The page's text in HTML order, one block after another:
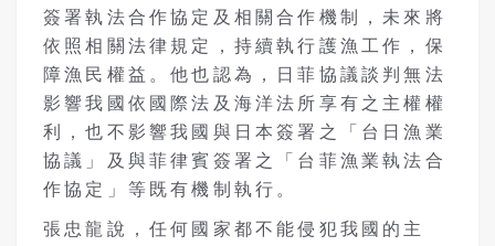
簽署執法合作協定及相關合作機制，未來將
依照相關法律規定，持續執行護漁工作，保
障漁民權益。他也認為，日菲協議談判無法
影響我國依國際法及海洋法所享有之主權權
利，也不影響我國與日本簽署之「台日漁業
協議」及與菲律賓簽署之「台菲漁業執法合
作協定」等既有機制執行。
張忠龍說，任何國家都不能侵犯我國的主